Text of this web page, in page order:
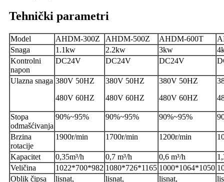
Tehnički parametri
Model AHDM-300Z AHDM-500Z AHDM-600T
Snaga
1.1kw 2.2kw 3kw
Kontrolni
napon
DC24V DC24V DC24V
Ulazna snaga 380V 50HZ
480V 60HZ
380V 50HZ
480V 60HZ
380V 50HZ
480V 60HZ
Stopa
odmašćivanja
90%~95% 90%~95% 90%~95%
Brzina
rotacije
1900r/min 1700r/min 1200r/min
Kapacitet 0,35m³/h 0,7 m³/h 0,6 m³/h
Veličina
1022*700*982 1080*726*1165 1000*1064*1050
Oblik čipsa
lisnat, lisnat, lisnat,